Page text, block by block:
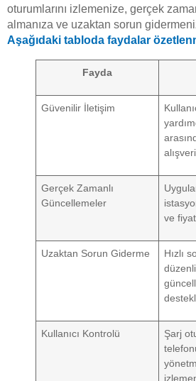
oturumlarını izlemenize, gerçek
almanıza ve uzaktan sorun
Aşağıdaki tabloda faydalar
Fayda
Güvenilir İletişim
Gerçek Zamanlı
Güncellemeler
ve
Uzaktan Sorun Giderme
Hızlı
düzenli
Kullanıcı Kontrolü
Şarj